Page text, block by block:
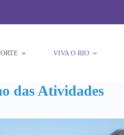
VIVA O RIO
das Atividades